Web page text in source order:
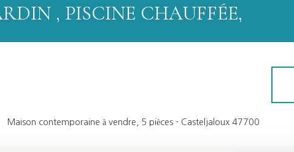
, PISCINE CHAUFFÉE,
Maison contemporaine à vendre, 5 pièces - Casteljaloux 47700